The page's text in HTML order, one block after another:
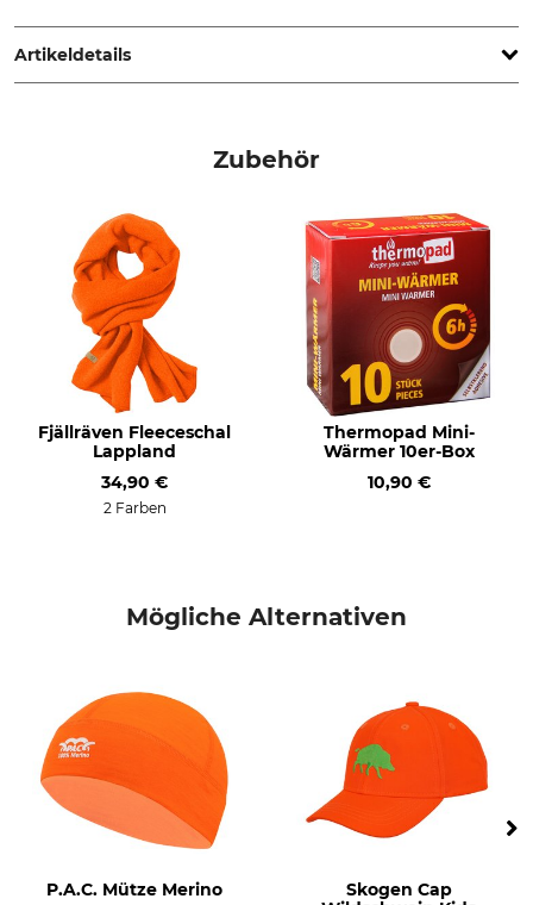
Sweden, www.fjallraven.com
Artikeldetails
100% Polyester
Nichttextile Teile tierischen
Ursprungs
Waschen
40 °C Buntwäsche
Bleichen
Nicht bleichen
Trocknen
Nicht im Wäschetrockner
trocknen
Bügeln bis 110 °C
Professionelle Textilpflege
Nicht trockenreinigen
Zubehör
Fjällräven Fleeceschal
Lappland
34,90 €
2 Farben
Thermopad Mini-
Wärmer 10er-Box
10,90 €
Mögliche Alternativen
P.A.C. Mütze Merino
Skogen Cap